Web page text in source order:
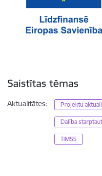
Saistītas tēmas
Aktualitātes: Projektu
Dalība
TIMSS